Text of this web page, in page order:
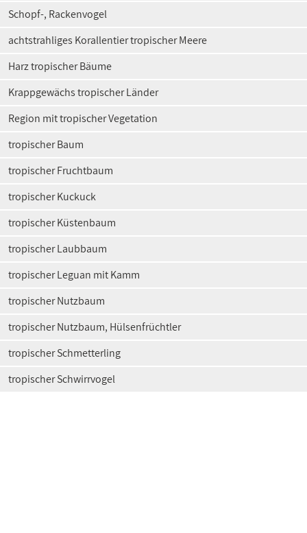
Schopf-, Rackenvogel
achtstrahliges Korallentier tropischer Meere
Harz tropischer Bäume
Krappgewächs tropischer Länder
Region mit tropischer Vegetation
tropischer Baum
tropischer Fruchtbaum
tropischer Kuckuck
tropischer Küstenbaum
tropischer Laubbaum
tropischer Leguan mit Kamm
tropischer Nutzbaum
tropischer Nutzbaum, Hülsenfrüchtler
tropischer Schmetterling
tropischer Schwirrvogel